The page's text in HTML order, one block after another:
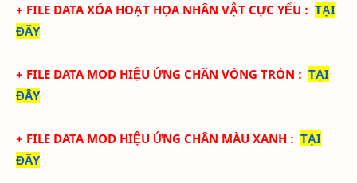
+ FILE DATA XÓA HOẠT HỌA NHÂN VẬT CỰC YẾU : TẠI
ĐÂY
+ FILE DATA MOD HIỆU ỨNG CHÂN VÒNG TRÒN : TẠI
ĐÂY
+ FILE DATA MOD HIỆU ỨNG CHÂN MÀU XANH : TẠI
ĐÂY